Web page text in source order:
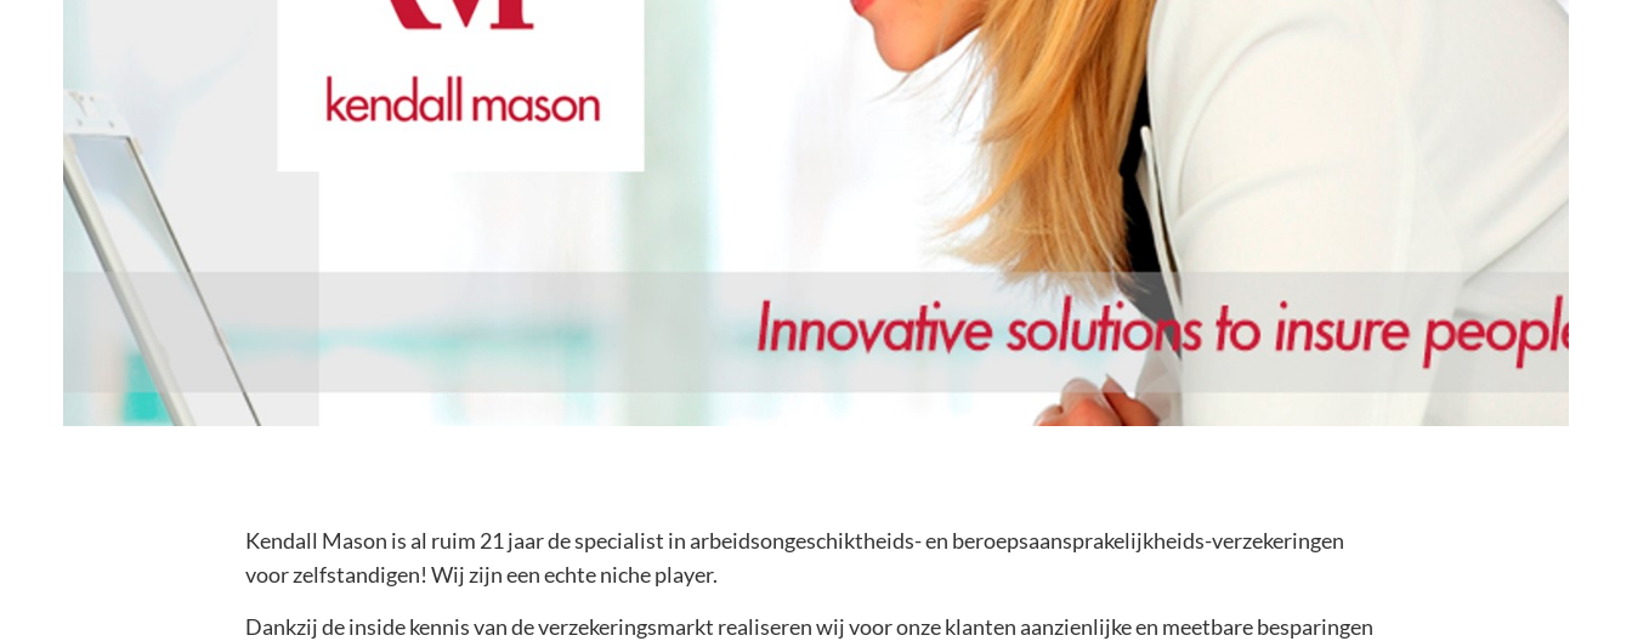
Kendall Mason is al ruim 21 jaar de specialist in arbeidsongeschiktheids- en beroepsaansprakelijkheids-verzekeringen
voor zelfstandigen! Wij zijn een echte niche player.
Dankzij de inside kennis van de verzekeringsmarkt realiseren wij voor onze klanten aanzienlijke en meetbare besparingen